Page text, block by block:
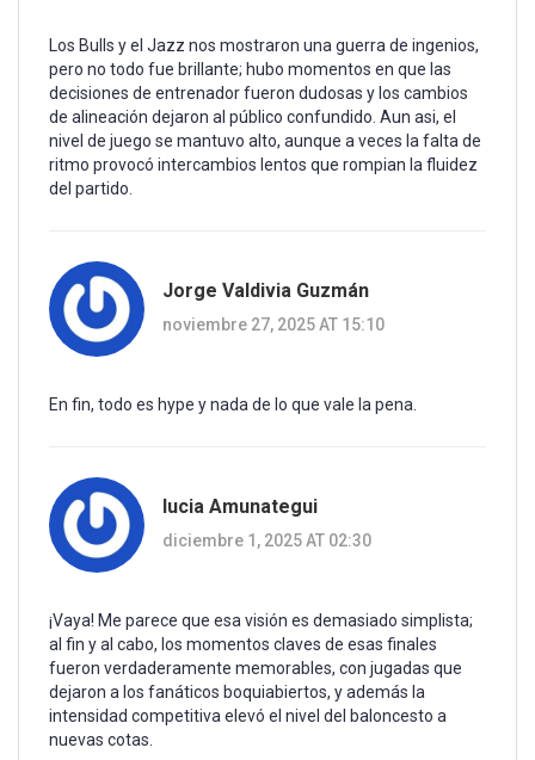
Los Bulls y el Jazz nos mostraron una guerra de ingenios,
pero no todo fue brillante; hubo momentos en que las
decisiones de entrenador fueron dudosas y los cambios
de alineación dejaron al público confundido. Aun asi, el
nivel de juego se mantuvo alto, aunque a veces la falta de
ritmo provocó intercambios lentos que rompian la fluidez
del partido.
Jorge Valdivia Guzmán
noviembre 27, 2025 AT 15:10
En fin, todo es hype y nada de lo que vale la pena.
lucia Amunategui
diciembre 1, 2025 AT 02:30
¡Vaya! Me parece que esa visión es demasiado simplista;
al fin y al cabo, los momentos claves de esas finales
fueron verdaderamente memorables, con jugadas que
dejaron a los fanáticos boquiabiertos, y además la
intensidad competitiva elevó el nivel del baloncesto a
nuevas cotas.